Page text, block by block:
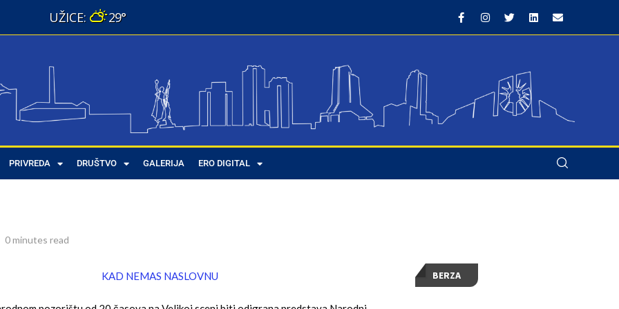
29°
PRIVREDA DRUŠTVO GALERIJA ERO DIGITAL
Narodnom pozorištu
0 minutes read
BERZA